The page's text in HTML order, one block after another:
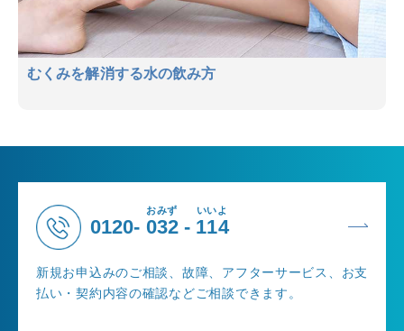
むくみを解消する水の飲み方
0120- 032
おみず
- 114
いいよ
新規お申込みのご相談、故障、アフターサービス、お支
払い・契約内容の確認などご相談できます。